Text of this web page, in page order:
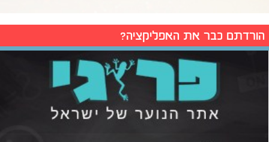
הורדתם כבר את האפליקציה?